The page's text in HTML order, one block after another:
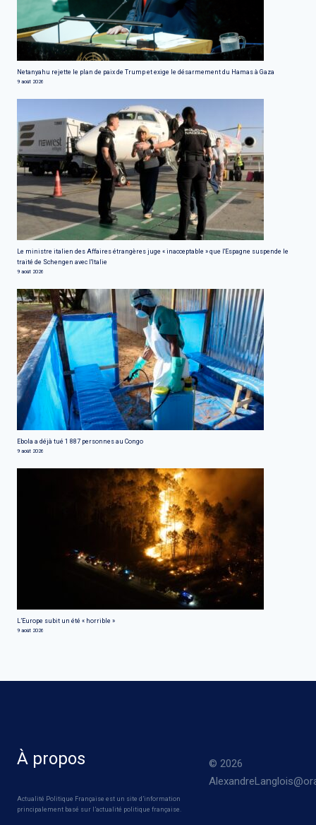
Netanyahu rejette le plan de paix de Trump et exige le désarmement du Hamas à Gaza
9 août 2026
Le ministre italien des Affaires étrangères juge « inacceptable » que l'Espagne suspende le
traité de Schengen avec l'Italie
9 août 2026
Ebola a déjà tué 1 887 personnes au Congo
9 août 2026
L’Europe subit un été « horrible »
9 août 2026
À propos
Actualité Politique Française est un site d’information
principalement basé sur l’actualité politique française.
© 2026